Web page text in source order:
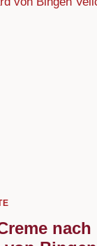
nach